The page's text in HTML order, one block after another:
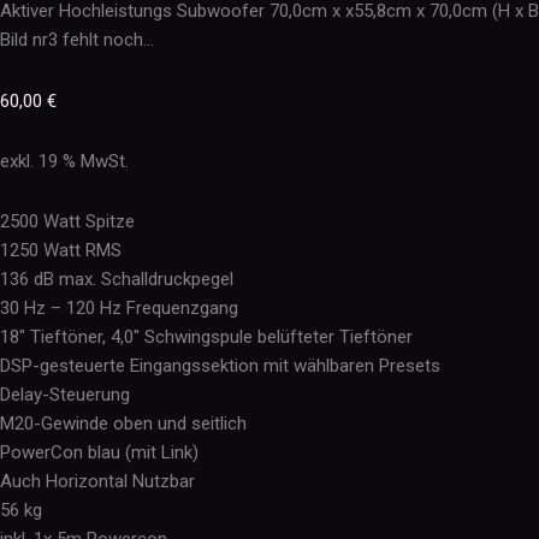
Aktiver Hochleistungs Subwoofer 70,0cm x x55,8cm x 70,0cm (H x
Bild nr3 fehlt noch…
60,00 €
exkl. 19 % MwSt.
2500 Watt Spitze
1250 Watt RMS
136 dB max. Schalldruckpegel
30 Hz – 120 Hz Frequenzgang
18″ Tieftöner, 4,0″ Schwingspule belüfteter Tieftöner
DSP-gesteuerte Eingangssektion mit wählbaren Presets
Delay-Steuerung
M20-Gewinde oben und seitlich
PowerCon blau (mit Link)
Auch Horizontal Nutzbar
56 kg